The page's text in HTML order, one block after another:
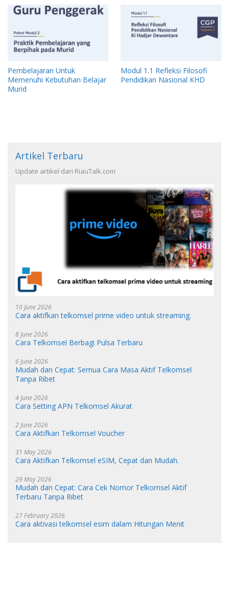
Pembelajaran Untuk
Memenuhi Kebutuhan Belajar
Murid
Modul 1.1 Refleksi Filosofi
Pendidikan Nasional KHD
Artikel Terbaru
Update artikel dari RiauTalk.com
10 June 2026
Cara aktifkan telkomsel prime video untuk streaming.
8 June 2026
Cara Telkomsel Berbagi Pulsa Terbaru
6 June 2026
Mudah dan Cepat: Semua Cara Masa Aktif Telkomsel
Tanpa Ribet
4 June 2026
Cara Setting APN Telkomsel Akurat
2 June 2026
Cara Aktifkan Telkomsel Voucher
31 May 2026
Cara Aktifkan Telkomsel eSIM, Cepat dan Mudah.
29 May 2026
Mudah dan Cepat: Cara Cek Nomor Telkomsel Aktif
Terbaru Tanpa Ribet
27 February 2026
Cara aktivasi telkomsel esim dalam Hitungan Menit